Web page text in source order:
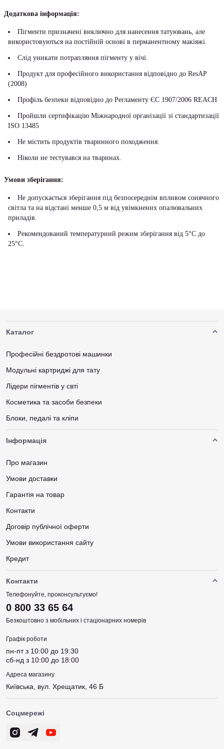
Додаткова інформація:
Пігменти призначені виключно для нанесення татуювань, але
використовуються на постійній основі в перманентному макіяжі.
Слід уникати потрапляння пігменту у вічі.
Продукт для професійного використання відповідно до ResAP
(2008)
Профіль безпеки відповідно до Регламенту ЄС 1907/2006 REACH
Пройшли сертифікацію Міжнародної організації зі стандартизації
ISO 13485
Не містить продуктів тваринного походження.
Ніколи не тестувався на тваринах.
Умови зберігання:
Не допускається зберігання під безпосереднім впливом сонячного
світла та на відстані менше 0,5 м від увімкнених опалювальних
приладів.
Рекомендований температурний режим зберігання від 5°С до
25°С.
Каталог
Професійні бездротові машинки
Модульні картриджі для тату
Лідери пігментів у свті
Косметика та засоби безпеки
Блоки, педалі та кліпи
Інформація
Про магазин
Умови доставки
Гарантія на товар
Контакти
Договір публічної оферти
Умови використання сайту
Кредит
Контакти
Телефонуйте, проконсультуємо!
0 800 33 65 64
Безкоштовно з мобільних і стаціонарних номерів
Графік роботи
пн-пт з 10:00 до 19:30
сб-нд з 10:00 до 18:00
Адреса магазину
Київська, вул. Хрещатик, 46 Б
Соцмережі